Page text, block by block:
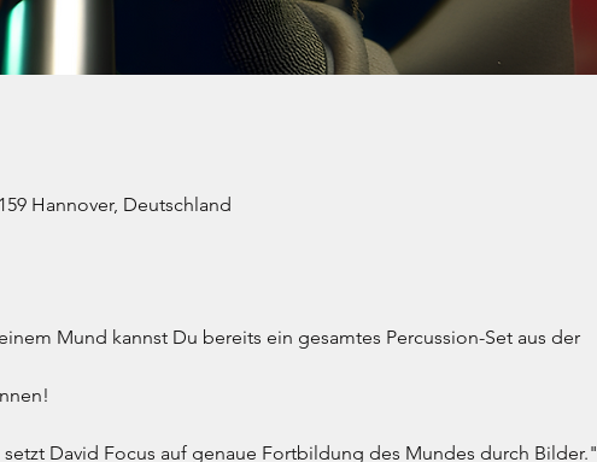
Hannover, Deutschland
Mund kannst Du bereits ein gesamtes Percussion-Set aus der
David Focus auf genaue Fortbildung des Mundes durch Bilder."